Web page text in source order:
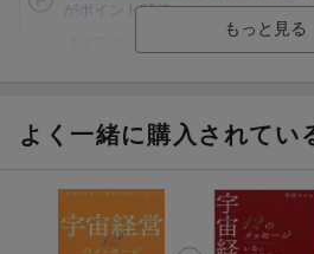
がポイント20倍
ト山分け
楽天モバイル紹介キャンペーンの
進呈
よく一緒に購入されてい